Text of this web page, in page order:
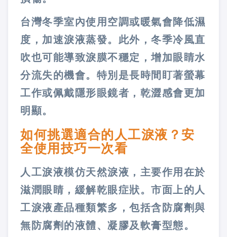
台灣冬季室內使用空調或暖氣會降低濕
度，加速淚液蒸發。此外，冬季冷風直
吹也可能導致淚膜不穩定，增加眼睛水
分流失的機會。特別是長時間盯著螢幕
工作或佩戴隱形眼鏡者，乾澀感會更加
明顯​​。
如何挑選適合的人工淚液？安
全使用技巧一次看
人工淚液模仿天然淚液，主要作用在於
滋潤眼睛，緩解乾眼症狀。市面上的人
工淚液產品種類繁多，包括含防腐劑與
無防腐劑的液體、凝膠及軟膏型態​。